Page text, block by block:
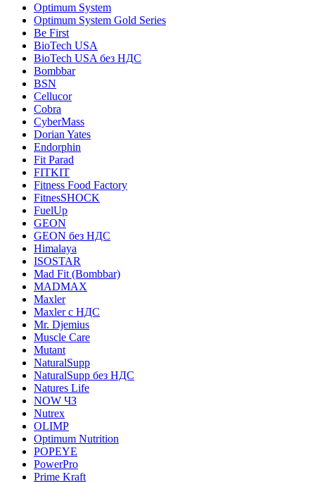
Optimum System
Optimum System Gold Series
Be First
BioTech USA
BioTech USA без НДС
Bombbar
BSN
Cellucor
Cobra
CyberMass
Dorian Yates
Endorphin
Fit Parad
FITKIT
Fitness Food Factory
FitnesSHOCK
FuelUp
GEON
GEON без НДС
Himalaya
ISOSTAR
Mad Fit (Bombbar)
MADMAX
Maxler
Maxler с НДС
Mr. Djemius
Muscle Care
Mutant
NaturalSupp
NaturalSupp без НДС
Natures Life
NOW ЧЗ
Nutrex
OLIMP
Optimum Nutrition
POPEYE
PowerPro
Prime Kraft